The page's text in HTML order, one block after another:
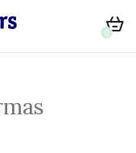
0